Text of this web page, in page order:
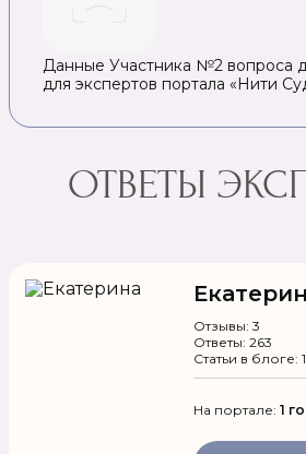
Данные Участника №2 вопроса
для экспертов портала «Нити
ОТВЕТЫ
Отзывы: 3
Ответы: 263
Статьи в блоге:
На портале: 1